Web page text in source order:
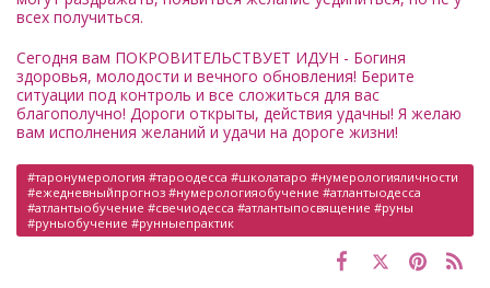
всех получиться.
Сегодня вам ПОКРОВИТЕЛЬСТВУЕТ ИДУН - Богиня
здоровья, молодости и вечного обновления! Берите
ситуации под контроль и все сложиться для вас
благополучно! Дороги открыты, действия удачны! Я желаю
вам исполнения желаний и удачи на дороге жизни!
#таронумерология #тароодесса #школатаро #нумерологияличности
#ежедневныйпрогноз #нумерологияобучение #атлантыодесса
#атлантыобучение #свечиодесса #атлантыпосвящение #руны
#руныобучение #рунныепрактик